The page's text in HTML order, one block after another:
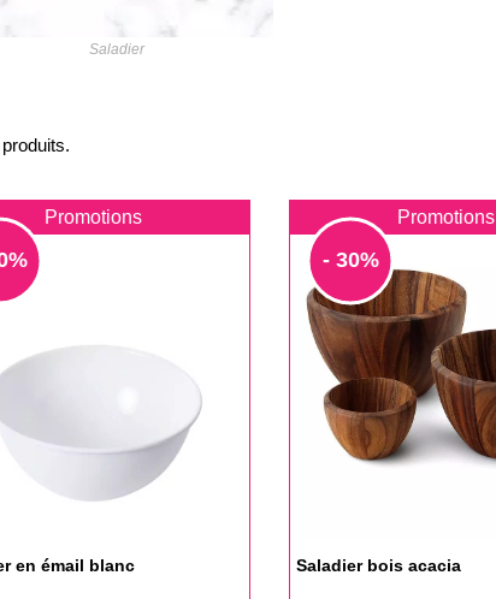
Saladier
Promotions
en émail blanc
Promotions
- 30%
Saladier bois acacia